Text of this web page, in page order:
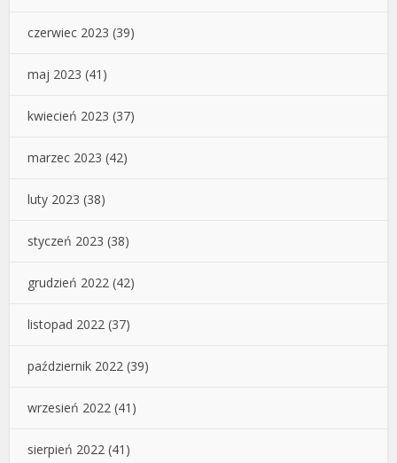
czerwiec 2023 (39)
maj 2023 (41)
kwiecień 2023 (37)
marzec 2023 (42)
luty 2023 (38)
styczeń 2023 (38)
grudzień 2022 (42)
listopad 2022 (37)
październik 2022 (39)
wrzesień 2022 (41)
sierpień 2022 (41)